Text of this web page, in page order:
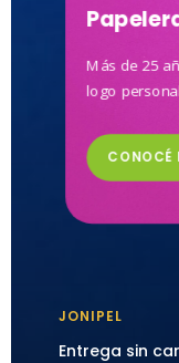
Más de 25
logo
CONOCÉ
JONIPEL
Entrega sin